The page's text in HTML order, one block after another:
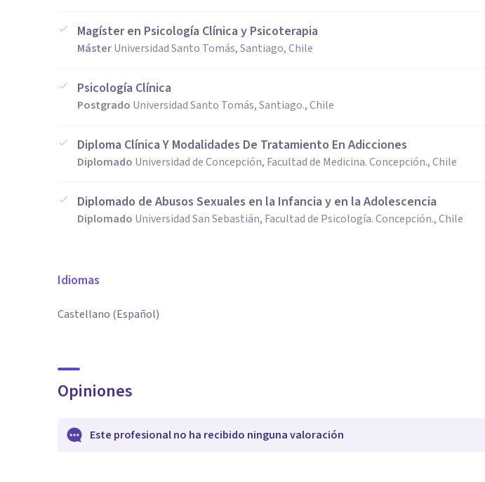
Magíster en Psicología Clínica y Psicoterapia
MásterUniversidad Santo Tomás, Santiago, Chile
Psicología Clínica
Postgrado Universidad Santo Tomás, Santiago., Chile
Diploma Clínica Y Modalidades De Tratamiento En Adicciones
Diplomado Universidad de Concepción, Facultad de Medicina. Concepción., Chile
Diplomado de Abusos Sexuales en la Infancia y en la Adolescencia
Diplomado Universidad San Sebastián, Facultad de Psicología. Concepción., Chile
Idiomas
Castellano (Español)
Opiniones
Este profesional no ha recibido ninguna valoración